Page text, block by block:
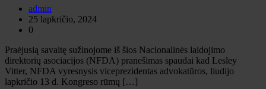
admin
25 lapkričio, 2024
0
Praėjusią savaitę sužinojome iš šios Nacionalinės laidojimo
direktorių asociacijos (NFDA) pranešimas spaudai kad Lesley
Vitter, NFDA vyresnysis viceprezidentas advokatūros, liudijo
lapkričio 13 d. Kongreso rūmų […]